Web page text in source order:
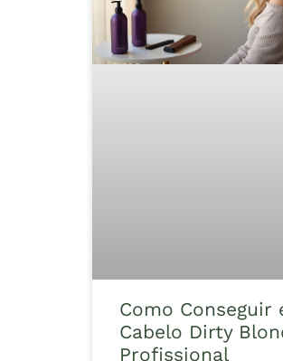
Como Conseguir
Cabelo Dirty
Profissional